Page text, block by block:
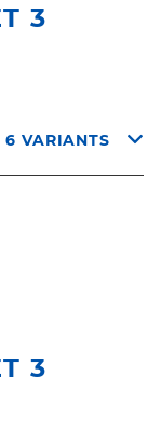
3
6 VARIANTS
3